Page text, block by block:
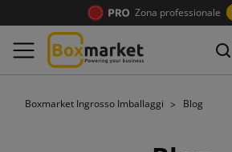
Zona professionale
Boxmarket Ingrosso Imballaggi Blog